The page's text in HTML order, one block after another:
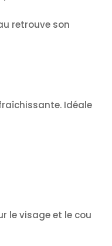
retrouve son
Idéale
le visage et le cou